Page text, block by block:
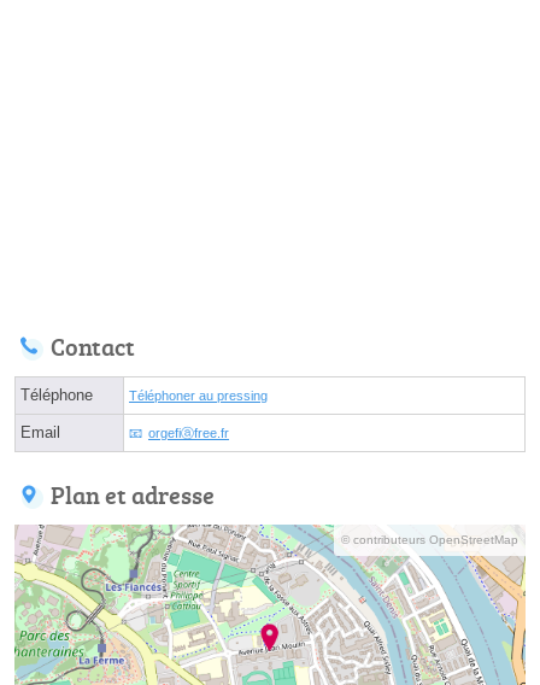
Contact
Téléphone Téléphoner au pressing
Email orgefiⓐfree.fr
Plan et adresse
© contributeurs OpenStreetMap